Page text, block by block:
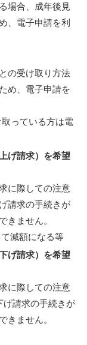
場合、成年後見
、電子申請を利
の受け取り方法
め、電子申請を
っている方は電
げ請求）を希望
に際しての注意
請求の手続きが
きません。
減額になる等
げ請求）を希望
に際しての注意
請求の手続きが
きません。